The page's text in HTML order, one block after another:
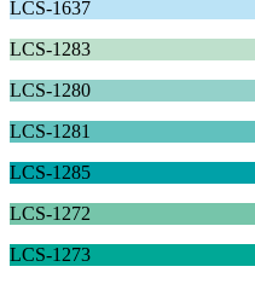
LCS-1637
LCS-1283
LCS-1280
LCS-1281
LCS-1285
LCS-1272
LCS-1273